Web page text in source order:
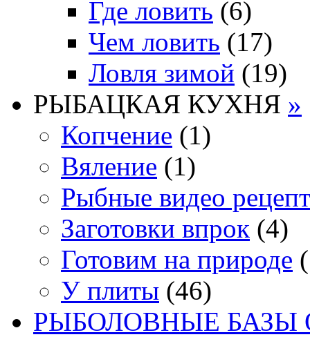
Где ловить (6)
Чем ловить (17)
Ловля зимой (19)
РЫБАЦКАЯ КУХНЯ »
Копчение (1)
Вяление (1)
Рыбные видео
Заготовки впрок (4)
Готовим на природе
У плиты (46)
РЫБОЛОВНЫЕ БАЗЫ